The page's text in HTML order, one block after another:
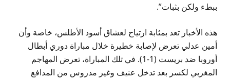
ببطء ولكن بثبات”.
هذه الأخبار تعد بمثابة ارتياح لعشاق أسود الأطلس، خاصة وأن
أمين عدلي تعرض لإصابة خطيرة خلال مباراة دوري أبطال
أوروبا ضد بريست (1-1). في تلك المباراة، تعرض المهاجم
المغربي لكسر بعد تدخل عنيف وغير مدروس من المدافع